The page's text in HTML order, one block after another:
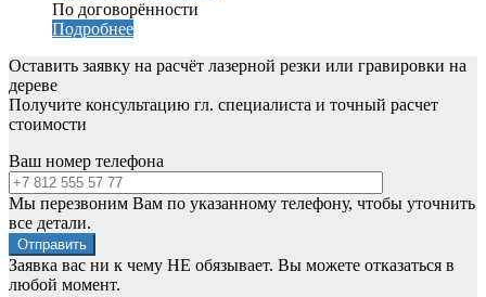
По договорённости
Подробнее
Оставить заявку на расчёт лазерной резки или гравировки на
дереве
Получите консультацию гл. специалиста и точный расчет
стоимости
Ваш номер телефона
Мы перезвоним Вам по указанному телефону, чтобы уточнить
все детали.
Заявка вас ни к чему НЕ обязывает. Вы можете отказаться в
любой момент.